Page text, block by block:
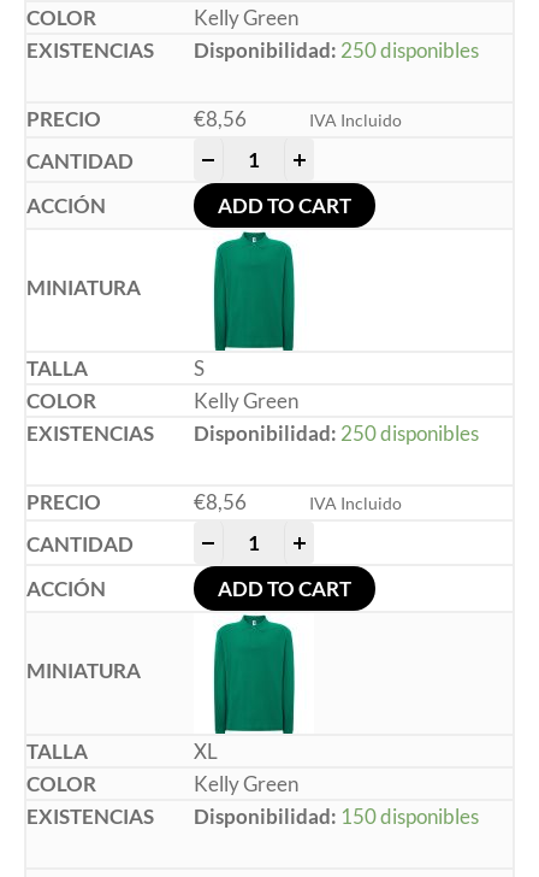
Kelly Green
Disponibilidad: 250 disponibles
€8,56 IVA Incluido
ADD TO CART
S
Kelly Green
Disponibilidad: 250 disponibles
€8,56 IVA Incluido
ADD TO CART
XL
Kelly Green
Disponibilidad: 150 disponibles